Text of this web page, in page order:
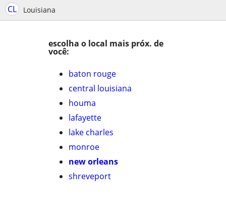
CL Louisiana
escolha o local mais próx. de
você:
baton rouge
central louisiana
houma
lafayette
lake charles
monroe
new orleans
shreveport